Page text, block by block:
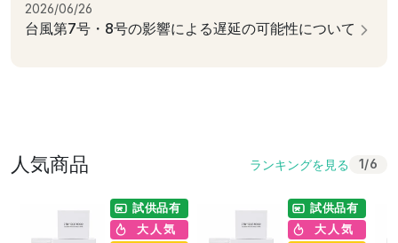
2026/06/26
台風第7号・8号の影響による遅延の可能性について
人気商品 ランキングを見る 1 /6
試供品有
大人気
試供品有
大人気